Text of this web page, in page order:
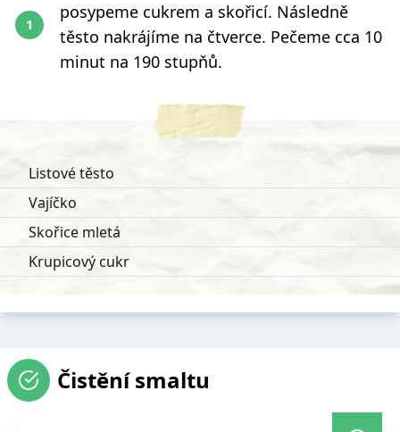
posypeme cukrem a skořicí. Následně
těsto nakrájíme na čtverce. Pečeme cca 10
minut na 190 stupňů.
Listové těsto
Vajíčko
Skořice mletá
Krupicový cukr
Čistění smaltu